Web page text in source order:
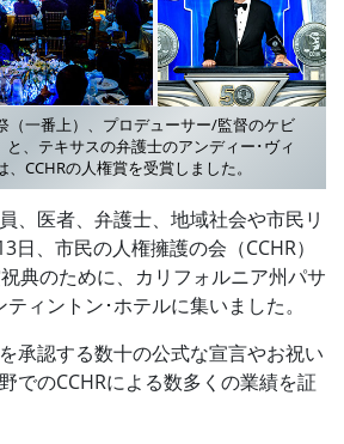
（一番上）、プロデューサー/監督のケビ
と、テキサスの弁護士のアンディー･ヴィ
、CCHRの人権賞を受賞しました。
、医者、弁護士、地域社会や市民リ
日、市民の人権擁護の会（CCHR）
典のために、カリフォルニア州パサ
ィントン･ホテルに集いました。
承認する数十の公式な宣言やお祝い
でのCCHRによる数多くの業績を証